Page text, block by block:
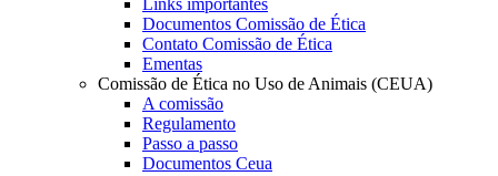
Documentos Comissão de Ética
Contato Comissão de Ética
Ementas
Comissão de Ética no Uso de Animais (CEUA)
A comissão
Regulamento
Passo a passo
Documentos Ceua